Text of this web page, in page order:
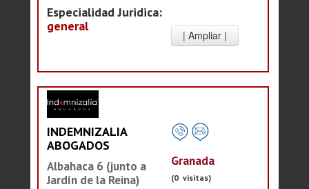
Especialidad Juridica:
general
INDEMNIZALIA
ABOGADOS
Albahaca 6 (junto a
Jardín de la Reina)
Granada
(0 visitas)